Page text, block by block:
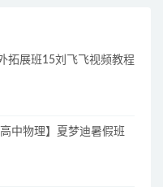
拓展班15刘飞飞视频教程
中物理】夏梦迪暑假班